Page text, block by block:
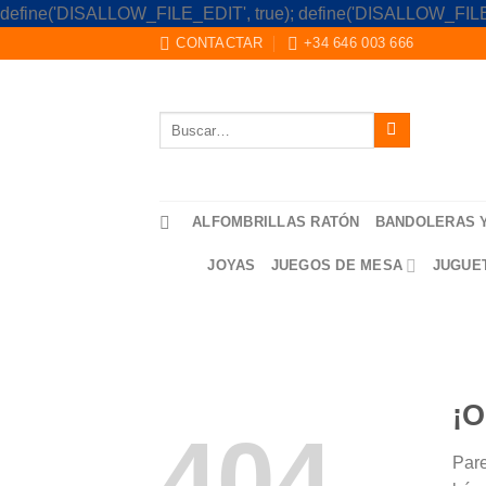
define('DISALLOW_FILE_EDIT', true);
CONTACTAR +34 646 003 666
ALFOMBRILLAS RATÓN BANDOLERAS
JOYAS JUEGOS DE MESA